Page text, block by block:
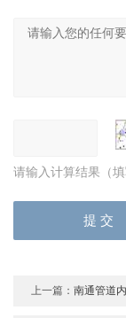
请输入计算结果（
上一篇：南通管道